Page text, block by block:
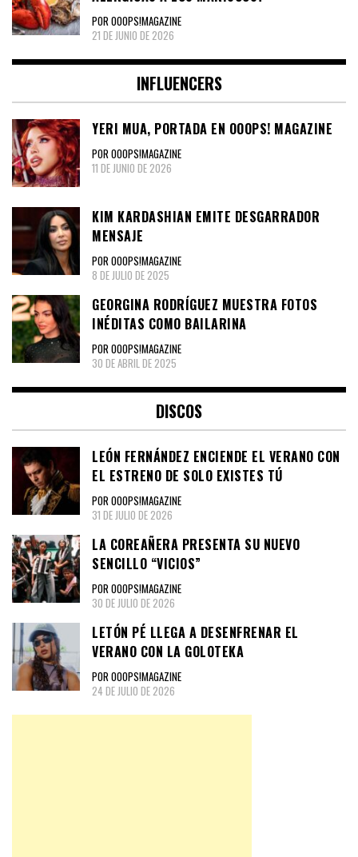
POR OOOPS!MAGAZINE
21 DE JUNIO DE 2026
INFLUENCERS
YERI MUA, PORTADA EN OOOPS! MAGAZINE
POR OOOPS!MAGAZINE
11 DE JUNIO DE 2026
KIM KARDASHIAN EMITE DESGARRADOR
MENSAJE
POR OOOPS!MAGAZINE
8 DE JULIO DE 2025
GEORGINA RODRÍGUEZ MUESTRA FOTOS
INÉDITAS COMO BAILARINA
POR OOOPS!MAGAZINE
30 DE ABRIL DE 2025
DISCOS
LEÓN FERNÁNDEZ ENCIENDE EL VERANO CON
EL ESTRENO DE SOLO EXISTES TÚ
POR OOOPS!MAGAZINE
31 DE JULIO DE 2026
LA COREAÑERA PRESENTA SU NUEVO
SENCILLO “VICIOS”
POR OOOPS!MAGAZINE
30 DE JULIO DE 2026
LETÓN PÉ LLEGA A DESENFRENAR EL
VERANO CON LA GOLOTEKA
POR OOOPS!MAGAZINE
24 DE JULIO DE 2026